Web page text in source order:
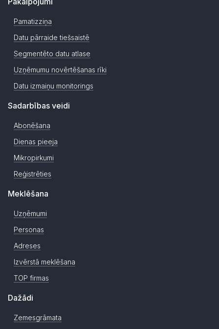
Pamatizziņa
Datu pārraide tiešsaistē
Segmentēto datu atlase
Uzņēmumu novērtēšanas rīki
Datu izmaiņu monitorings
Sadarbības veidi
Abonēšana
Dienas pieeja
Mikropirkumi
Reģistrēties
Meklēšana
Uzņēmumi
Personas
Adreses
Izvērstā meklēšana
TOP firmas
Dažādi
Zemesgrāmata